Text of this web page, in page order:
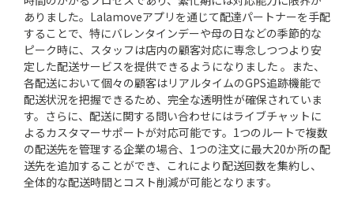
ありました。Lalamoveアプリを通じて配達パートナーを手配
することで、特にバレンタインデーや母の日などの季節的な
ピーク時に、スタッフは店内の顧客対応に専念しつつより安
定した配送サービスを提供できるようになりました 。また、
各配送において個々の顧客はリアルタイムのGPS追跡機能で
配送状況を把握できるため、完全な透明性が確保されていま
す。さらに、配送に関する問い合わせにはライブチャットに
よるカスタマーサポートが対応可能です。1つのルートで複数
の配送先を管理する企業の場合、1つの注文に最大20か所の配
送先を追加することができ、これにより配送回数を集約し、
全体的な配送時間とコスト削減が可能となります。